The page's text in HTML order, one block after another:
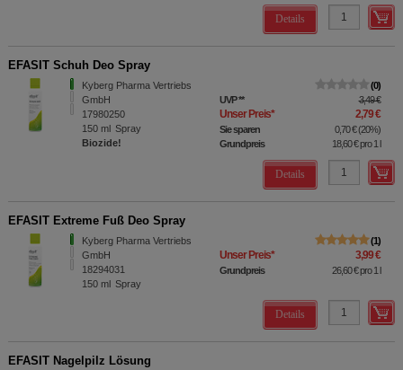
Details
EFASIT Schuh Deo Spray
Kyberg Pharma Vertriebs
GmbH
17980250
150 ml Spray
Biozide!
0
UVP** 3,49 €
Unser Preis* 2,79 €
Sie sparen 0,70 €(20%)
Grundpreis
18,60 €pro 1 l
Details
EFASIT Extreme Fuß Deo Spray
Kyberg Pharma Vertriebs
GmbH
18294031
150 ml Spray
1
Unser Preis* 3,99 €
Grundpreis 26,60 €pro 1 l
Details
EFASIT Nagelpilz Lösung